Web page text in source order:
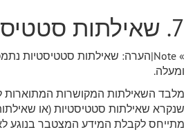
7. שאילתות סטטיסטיות
ומעלה.
שנקרא שאילתות סטטיסטיות (או
מתייחס לקבלת המידע המצטבר בנוגע